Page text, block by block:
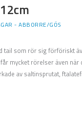
- ABBORRE/GÖS
tail som rör sig förföriskt
mycket rörelser även
av saltinsprutat,